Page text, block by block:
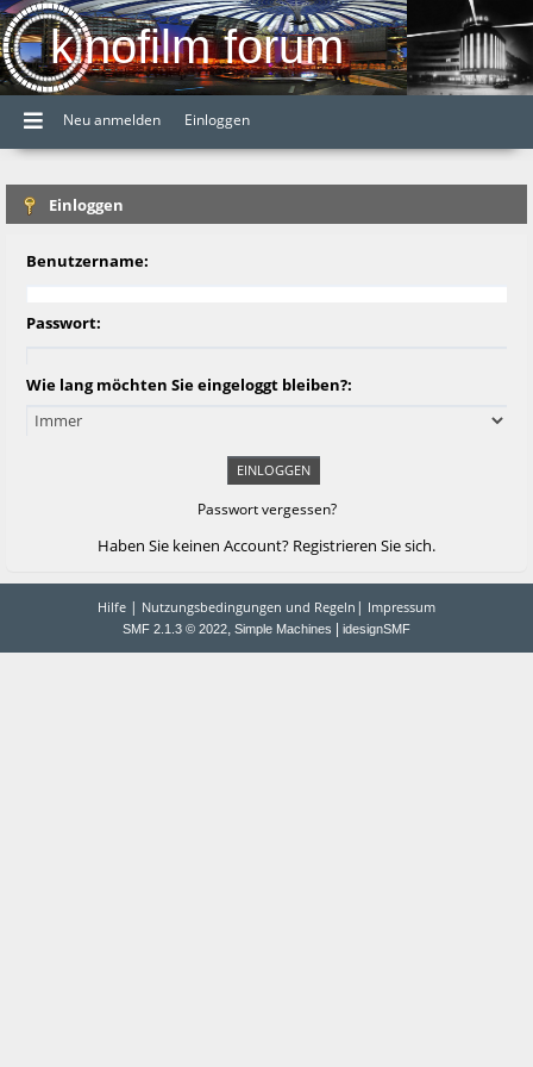
kinofilm forum
Neu anmelden Einloggen
Einloggen
Benutzername:
Passwort:
Wie lang möchten Sie eingeloggt bleiben?:
Passwort vergessen?
Haben Sie keinen Account? Registrieren Sie sich.
Hilfe | Nutzungsbedingungen und Regeln | Impressum
SMF 2.1.3 © 2022 Simple Machines | idesignSMF